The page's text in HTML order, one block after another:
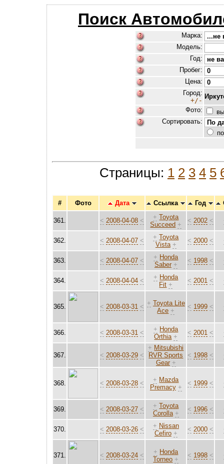
Поиск
Марка:
Модель:
Год:
Пробег:
Цена:
Город:
+/-
Фото:
Сортировать:
Страницы: 1 2 3 4 5
# Фото Дата Ссылка Год
361. < 2008-04-08 < + Toyota
Succeed +
< 2002 <
362. < 2008-04-07 < + Toyota
Vista +
< 2000 <
363. < 2008-04-07 < + Honda
Saber +
< 1998 <
364. < 2008-04-04 < + Honda
Fit +
< 2001 <
365. < 2008-03-31 < + Toyota Lite
Ace +
< 1999 <
366. < 2008-03-31 < + Honda
Orthia +
< 2001 <
367. < 2008-03-29 <
+ Mitsubishi
RVR Sports
Gear +
< 1998 <
368. < 2008-03-28 < + Mazda
Premacy +
< 1999 <
369. < 2008-03-27 < + Toyota
Corolla +
< 1996 <
370. < 2008-03-26 < + Nissan
Cefiro +
< 2000 <
371. < 2008-03-24 < + Honda
Torneo +
< 1998 <